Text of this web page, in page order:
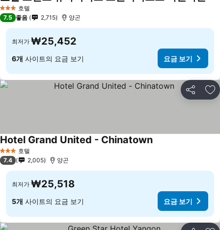
3 성급 호텔
7.5 좋음 2,715 양곤
최저가 ₩25,452
6개 사이트의 요금 보기 요금 보기
공유 즐
3 성급 호텔
Hotel Grand United - Chinatown
7.4 2,005 양곤
최저가 ₩25,518
5개 사이트의 요금 보기 요금 보기